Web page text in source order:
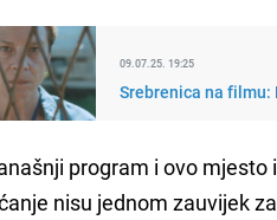
09.07.25. 19:25
Srebrenica na
program i ovo mjesto
nisu jednom zauvijek